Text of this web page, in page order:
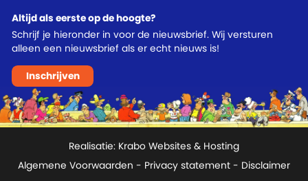
Altijd als eerste op de hoogte?
Schrijf je hieronder in voor de nieuwsbrief. Wij versturen
alleen een nieuwsbrief als er echt nieuws is!
Inschrijven
Realisatie: Krabo Websites & Hosting
Algemene Voorwaarden - Privacy statement - Disclaimer